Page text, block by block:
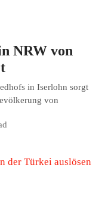
NRW von
in Iserlohn sorgt
von